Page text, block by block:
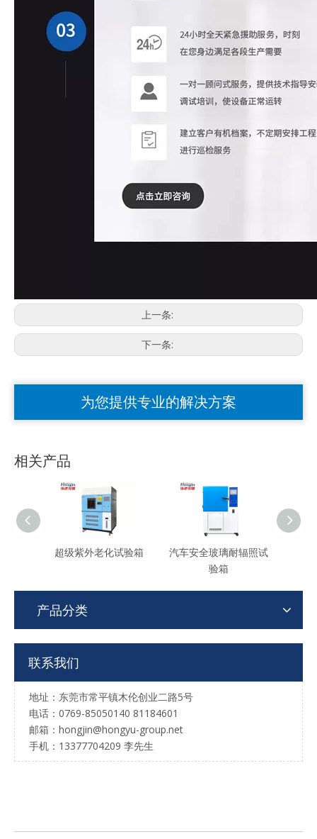
上一条:
下一条:
为您提供专业的解决方案
相关产品
超级紫外老化试验箱
汽车安全玻璃耐辐照试
验箱
产品分类
联系我们
地址：东莞市常平镇木伦创业二路5号
电话：0769-85050140 81184601
邮箱：hongjin@hongyu-group.net
手机：13377704209 李先生